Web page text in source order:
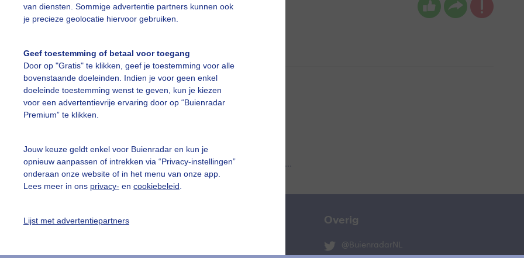
van diensten. Sommige advertentie partners kunnen ook
je precieze geolocatie hiervoor gebruiken.
Geef toestemming of betaal voor toegang
Door op "Gratis" te klikken, geef je toestemming voor alle
bovenstaande doeleinden. Indien je voor geen enkel
doeleinde toestemming wenst te geven, kun je kiezen
voor een advertentievrije ervaring door op “Buienradar
Premium” te klikken.
Jouw keuze geldt enkel voor Buienradar en kun je
opnieuw aanpassen of intrekken via “Privacy-instellingen”
onderaan onze website of in het menu van onze app.
Lees meer in ons privacy- en cookiebeleid
Lijst met advertentiepartners
Dilia van Zon Gemaakt: 31-08-2025, 22x bekeken
slideshow
Een moment geduld aub...
Overig
@BuienradarNL